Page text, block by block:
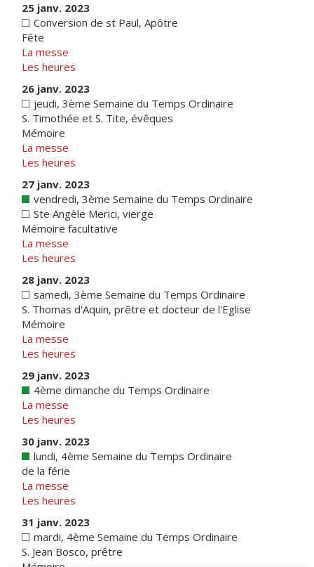
25 janv. 2023
Conversion de st Paul, Apôtre
Fête
La messe
Les heures
26 janv. 2023
jeudi, 3ème Semaine du Temps Ordinaire
S. Timothée et S. Tite, évêques
Mémoire
La messe
Les heures
27 janv. 2023
vendredi, 3ème Semaine du Temps Ordinaire
Ste Angèle Merici, vierge
Mémoire facultative
La messe
Les heures
28 janv. 2023
samedi, 3ème Semaine du Temps Ordinaire
S. Thomas d'Aquin, prêtre et docteur de l'Eglise
Mémoire
La messe
Les heures
29 janv. 2023
4ème dimanche du Temps Ordinaire
La messe
Les heures
30 janv. 2023
lundi, 4ème Semaine du Temps Ordinaire
de la férie
La messe
Les heures
31 janv. 2023
mardi, 4ème Semaine du Temps Ordinaire
S. Jean Bosco, prêtre